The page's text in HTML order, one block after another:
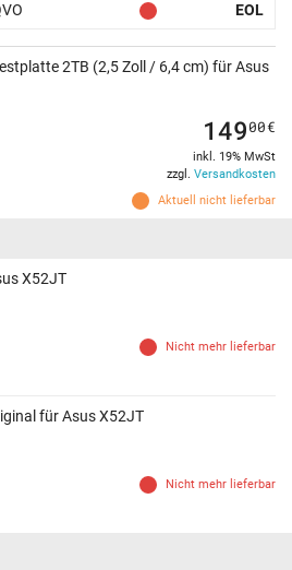
EOL
2TB (2,5 Zoll / 6,4 cm) für Asus
Aktuell nicht lieferbar
14900€
inkl. 19% MwSt
zzgl. Versandkosten
X52JT
Nicht mehr lieferbar
für Asus X52JT
Nicht mehr lieferbar